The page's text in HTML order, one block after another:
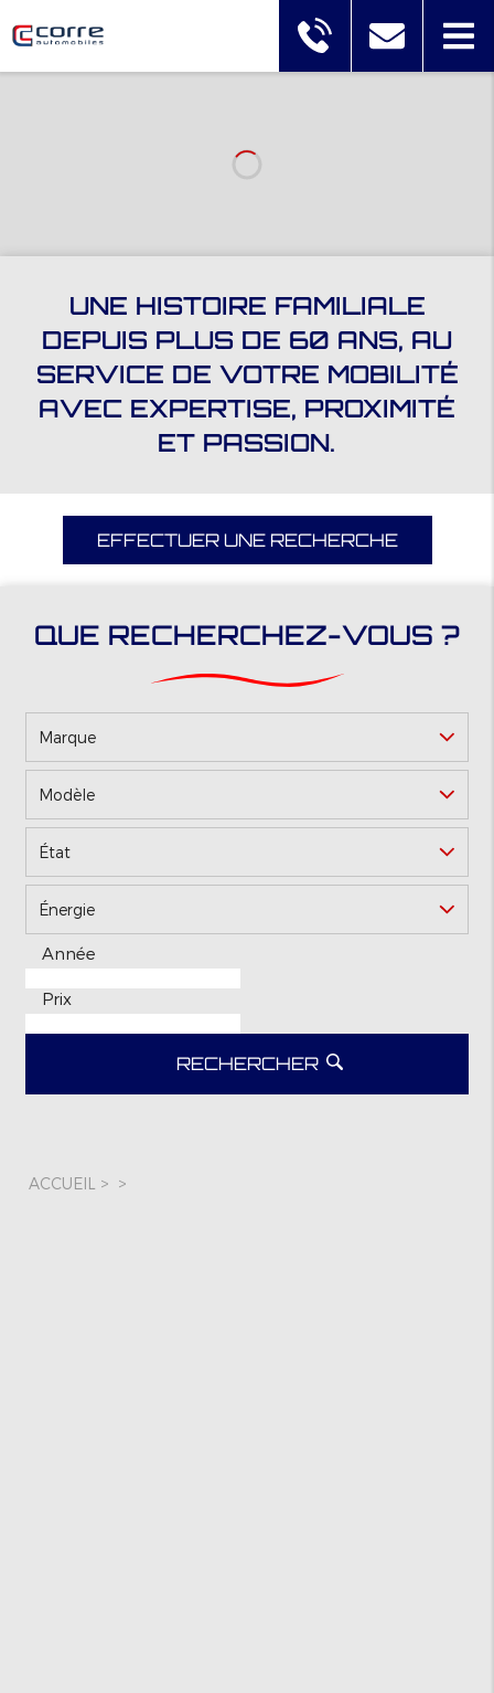
UNE HISTOIRE FAMILIALE
DEPUIS PLUS DE 60 ANS, AU
SERVICE DE VOTRE MOBILITÉ
AVEC EXPERTISE, PROXIMITÉ
ET PASSION.
EFFECTUER UNE RECHERCHE
QUE RECHERCHEZ-VOUS ?
*
Année
Prix
RECHERCHER
ACCUEIL > >